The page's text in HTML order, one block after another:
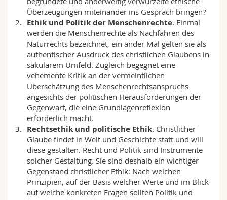
Math.-Nat. und Med. Fak.
Interfakultär
Mitarbeitende
Doktorierende
Webmail
Vorlesungsverzeichnis
MyUnifr
Überzeugungen miteinander ins Gespräch bringen?
Ethik und Politik der Menschenrechte. Einmal
werden die Menschenrechte als Nachfahren des
Naturrechts bezeichnet, ein ander Mal gelten sie als
authentischer Ausdruck des christlichen Glaubens in
säkularem Umfeld. Zugleich begegnet eine
vehemente Kritik an der vermeintlichen
Überschätzung des Menschenrechtsanspruchs
angesichts der politischen Herausforderungen der
Gegenwart, die eine Grundlagenreflexion
erforderlich macht.
Rechtsethik und politische Ethik. Christlicher
Glaube findet in Welt und Geschichte statt und will
diese gestalten. Recht und Politik sind Instrumente
solcher Gestaltung. Sie sind deshalb ein wichtiger
Gegenstand christlicher Ethik: Nach welchen
Prinzipien, auf der Basis welcher Werte und im Blick
auf welche konkreten Fragen sollten Politik und